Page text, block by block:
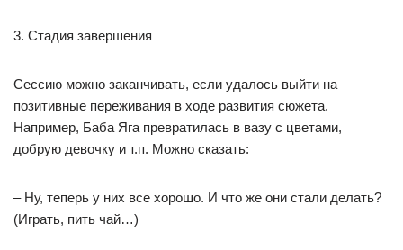
3. Стадия завершения
Сессию можно заканчивать, если удалось выйти на
позитивные переживания в ходе развития сюжета.
Например, Баба Яга превратилась в вазу с цветами,
добрую девочку и т.п. Можно сказать:
– Ну, теперь у них все хорошо. И что же они стали делать?
(Играть, пить чай…)